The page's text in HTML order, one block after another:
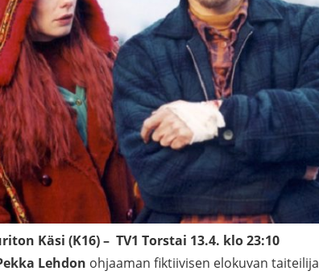
Käsi (K16) – TV1 Torstai 13.4. klo 23:10
Lehdon ohjaaman fiktiivisen elokuvan taiteilija